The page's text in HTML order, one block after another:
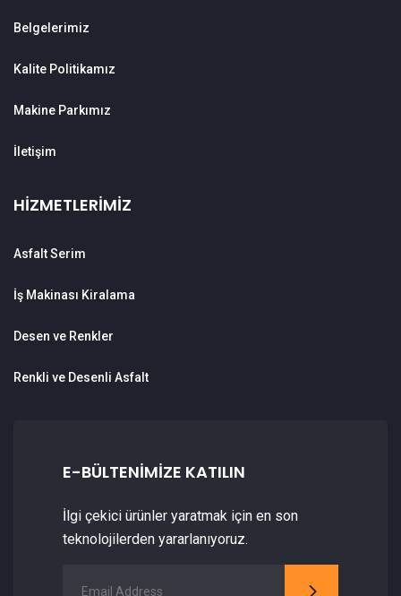
Belgelerimiz
Kalite Politikamız
Makine Parkımız
İletişim
HIZMETLERIMIZ
Asfalt Serim
İş Makinası Kiralama
Desen ve Renkler
Renkli ve Desenli Asfalt
E-BÜLTENIMIZE KATILIN
İlgi çekici ürünler yaratmak için en son
teknolojilerden yararlanıyoruz.